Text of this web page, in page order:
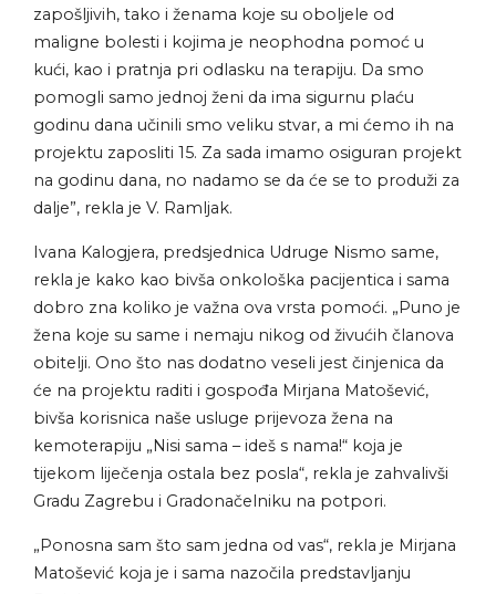
zapošljivih, tako i ženama koje su oboljele od
maligne bolesti i kojima je neophodna pomoć u
kući, kao i pratnja pri odlasku na terapiju. Da smo
pomogli samo jednoj ženi da ima sigurnu plaću
godinu dana učinili smo veliku stvar, a mi ćemo ih na
projektu zaposliti 15. Za sada imamo osiguran projekt
na godinu dana, no nadamo se da će se to produži za
dalje”, rekla je V. Ramljak.
Ivana Kalogjera, predsjednica Udruge Nismo same,
rekla je kako kao bivša onkološka pacijentica i sama
dobro zna koliko je važna ova vrsta pomoći. „Puno je
žena koje su same i nemaju nikog od živućih članova
obitelji. Ono što nas dodatno veseli jest činjenica da
će na projektu raditi i gospođa Mirjana Matošević,
bivša korisnica naše usluge prijevoza žena na
kemoterapiju „Nisi sama – ideš s nama!“ koja je
tijekom liječenja ostala bez posla“, rekla je zahvalivši
Gradu Zagrebu i Gradonačelniku na potpori.
„Ponosna sam što sam jedna od vas“, rekla je Mirjana
Matošević koja je i sama nazočila predstavljanju